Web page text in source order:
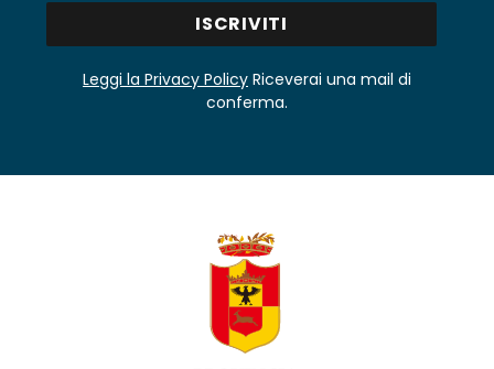
Leggi la Privacy Policy Riceverai una mail di
conferma.